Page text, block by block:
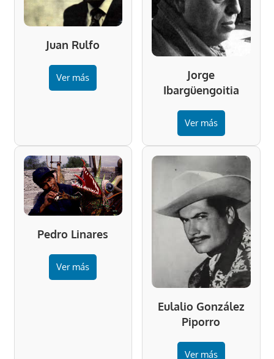
Juan Rulfo
Ver más
Jorge
Ibargüengoitia
Ver más
Pedro Linares
Ver más
Eulalio González
Piporro
Ver más